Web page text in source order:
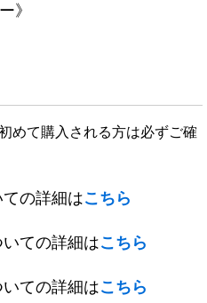
》
めて購入される方は必ずご確
の詳細はこちら
ての詳細はこちら
ての詳細はこちら